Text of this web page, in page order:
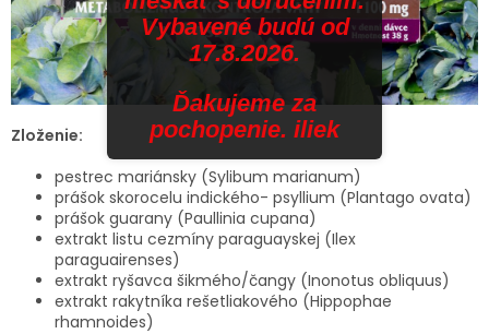
Zloženie:
pestrec mariánsky (Sylibum marianum)
prášok skorocelu indického- psyllium (Plantago ovata)
prášok guarany (Paullinia cupana)
extrakt listu cezmíny paraguayskej (Ilex
paraguairenses)
extrakt ryšavca šikmého/čangy (Inonotus obliquus)
extrakt rakytníka rešetliakového (Hippophae
rhamnoides)
Vybavené budú od
17.8.2026.
Ďakujeme za
pochopenie. iliek